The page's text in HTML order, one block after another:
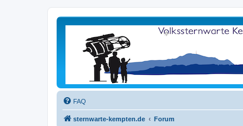
FAQ
sternwarte-kempten.de Forum